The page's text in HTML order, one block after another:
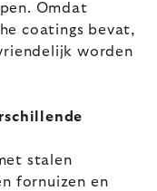
Omdat
coatings bevat,
worden
stalen
fornuizen en